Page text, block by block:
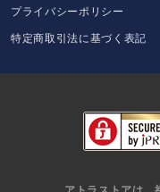
プライバシーポリシー
特定商取引法に基づく表記